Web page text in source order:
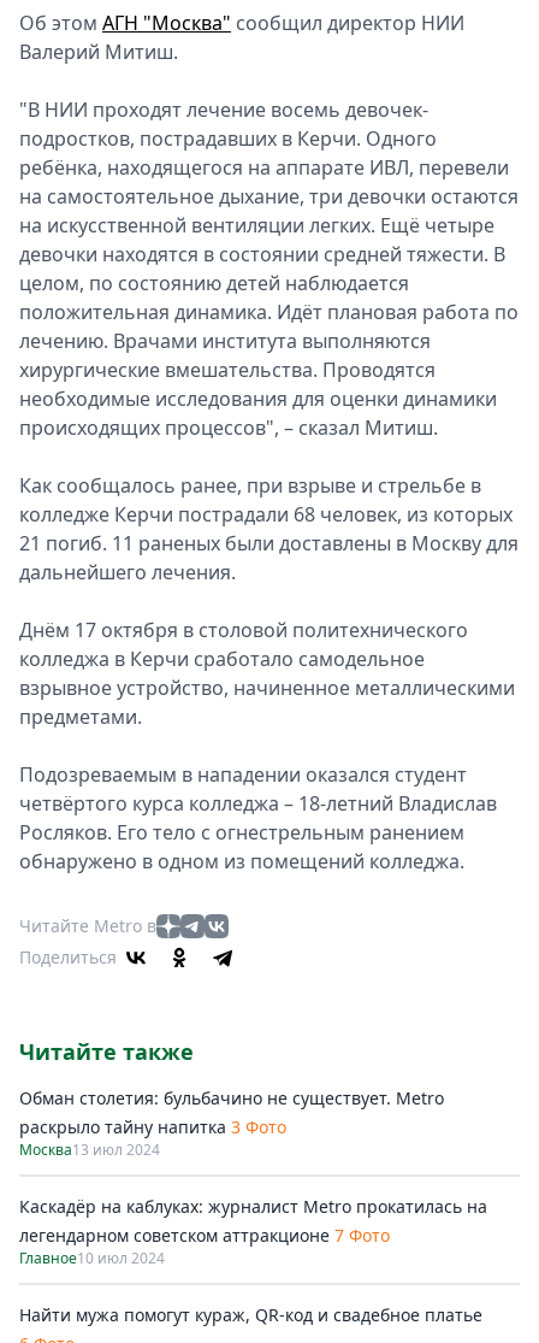
Об этом АГН "Москва" сообщил директор НИИ
Валерий Митиш.
"В НИИ проходят лечение восемь девочек-
подростков, пострадавших в Керчи. Одного
ребёнка, находящегося на аппарате ИВЛ, перевели
на самостоятельное дыхание, три девочки остаются
на искусственной вентиляции легких. Ещё четыре
девочки находятся в состоянии средней тяжести. В
целом, по состоянию детей наблюдается
положительная динамика. Идёт плановая работа по
лечению. Врачами института выполняются
хирургические вмешательства. Проводятся
необходимые исследования для оценки динамики
происходящих процессов", – сказал Митиш.
Как сообщалось ранее, при взрыве и стрельбе в
колледже Керчи пострадали 68 человек, из которых
21 погиб. 11 раненых были доставлены в Москву для
дальнейшего лечения.
Днём 17 октября в столовой политехнического
колледжа в Керчи сработало самодельное
взрывное устройство, начиненное металлическими
предметами.
Подозреваемым в нападении оказался студент
четвёртого курса колледжа – 18-летний Владислав
Росляков. Его тело с огнестрельным ранением
обнаружено в одном из помещений колледжа.
Читайте Metro в
Поделиться
Читайте также
Обман столетия: бульбачино не существует. Metro
раскрыло тайну напитка 3 Фото
Москва13 июл 2024
Каскадёр на каблуках: журналист Metro прокатилась на
легендарном советском аттракционе 7 Фото
Главное10 июл 2024
Найти мужа помогут кураж, QR-код и свадебное платье